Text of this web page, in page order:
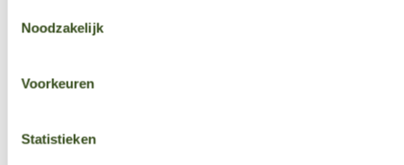
Noodzakelijk
Voorkeuren
Statistieken